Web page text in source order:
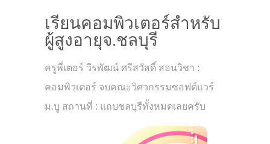
เรียนคอมพิวเตอร์สำหรับ
ผู้สูงอายุจ.ชลบุรี
ครูพี่เตอร์ วีรพัฒน์ ศรีสวัสดิ์ สอนวิชา :
คอมพิวเตอร์ จบคณะวิศวกรรมซอฟต์แวร์
ม.บู สถานที่ : แถบชลบุรีทั้งหมดเลยครับ